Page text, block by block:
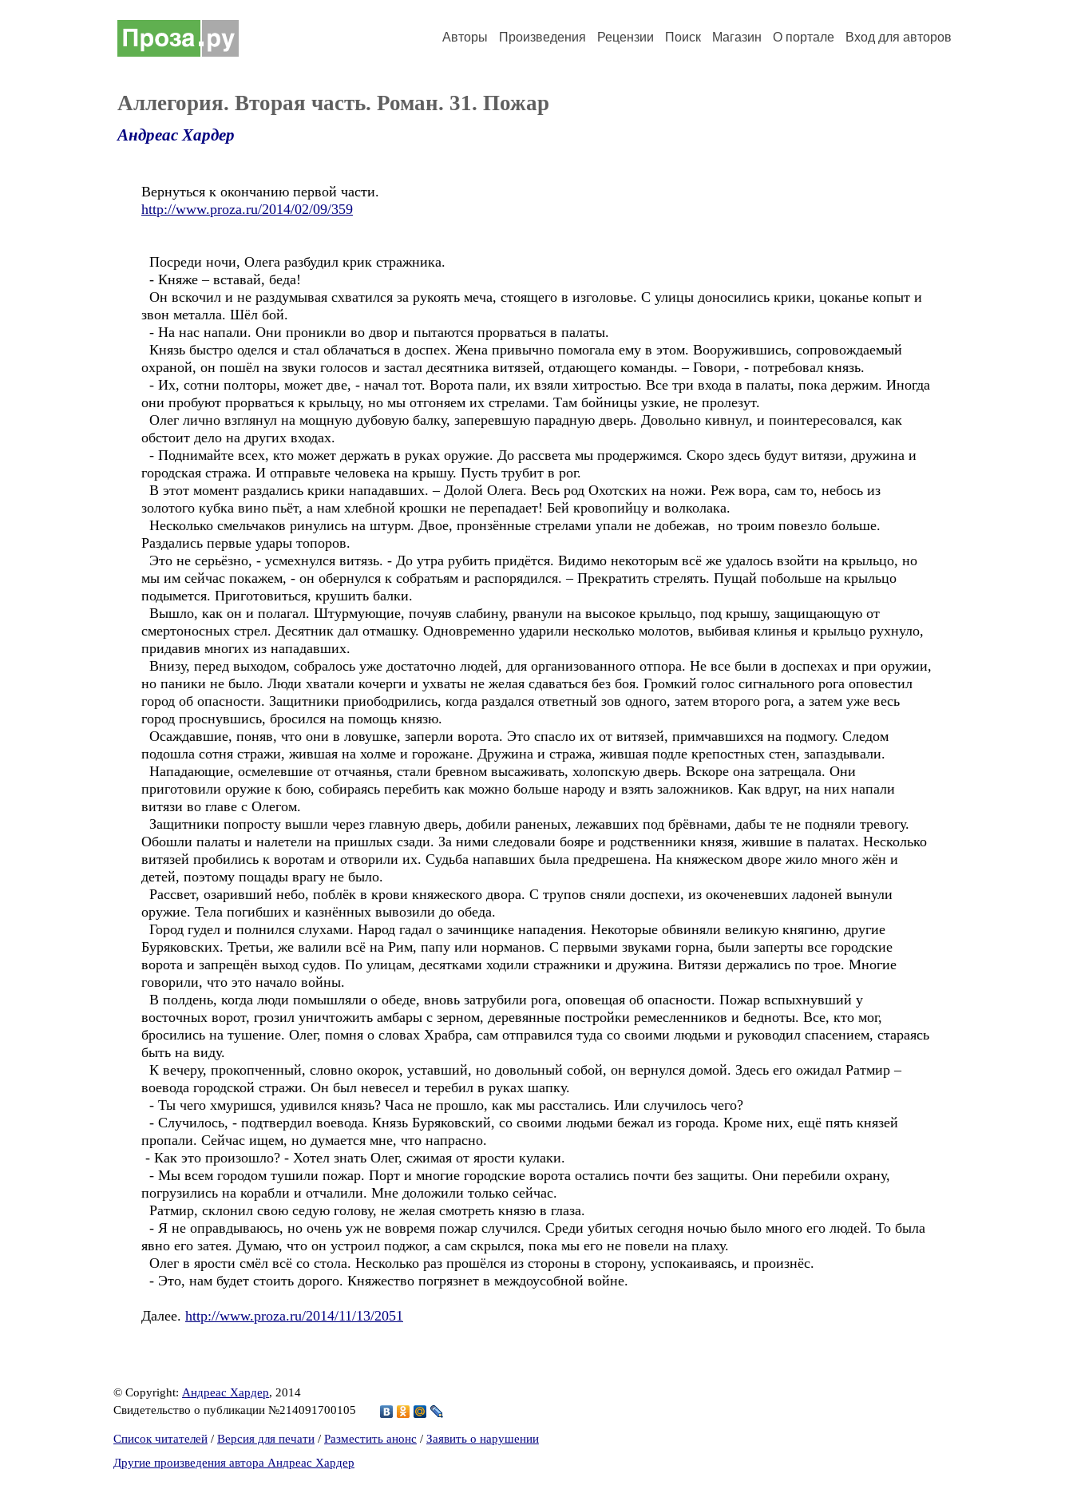
Авторы Произведения Рецензии Поиск Магазин О портале Вход для авторов
Аллегория. Вторая часть. Роман. 31. Пожар
Андреас Хардер
Вернуться к окончанию первой части.
http://www.proza.ru/2014/02/09/359
Посреди ночи, Олега разбудил крик стражника.
- Княже – вставай, беда!
Он вскочил и не раздумывая схватился за рукоять меча, стоящего в изголовье. С улицы доносились крики, цоканье копыт и
звон металла. Шёл бой.
- На нас напали. Они проникли во двор и пытаются прорваться в палаты.
Князь быстро оделся и стал облачаться в доспех. Жена привычно помогала ему в этом. Вооружившись, сопровождаемый
охраной, он пошёл на звуки голосов и застал десятника витязей, отдающего команды. – Говори, - потребовал князь.
- Их, сотни полторы, может две, - начал тот. Ворота пали, их взяли хитростью. Все три входа в палаты, пока держим. Иногда
они пробуют прорваться к крыльцу, но мы отгоняем их стрелами. Там бойницы узкие, не пролезут.
Олег лично взглянул на мощную дубовую балку, заперевшую парадную дверь. Довольно кивнул, и поинтересовался, как
обстоит дело на других входах.
- Поднимайте всех, кто может держать в руках оружие. До рассвета мы продержимся. Скоро здесь будут витязи, дружина и
городская стража. И отправьте человека на крышу. Пусть трубит в рог.
В этот момент раздались крики нападавших. – Долой Олега. Весь род Охотских на ножи. Реж вора, сам то, небось из
золотого кубка вино пьёт, а нам хлебной крошки не перепадает! Бей кровопийцу и волколака.
Несколько смельчаков ринулись на штурм. Двое, пронзённые стрелами упали не добежав, но троим повезло больше.
Раздались первые удары топоров.
Это не серьёзно, - усмехнулся витязь. - До утра рубить придётся. Видимо некоторым всё же удалось взойти на крыльцо, но
мы им сейчас покажем, - он обернулся к собратьям и распорядился. – Прекратить стрелять. Пущай побольше на крыльцо
подымется. Приготовиться, крушить балки.
Вышло, как он и полагал. Штурмующие, почуяв слабину, рванули на высокое крыльцо, под крышу, защищающую от
смертоносных стрел. Десятник дал отмашку. Одновременно ударили несколько молотов, выбивая клинья и крыльцо рухнуло,
придавив многих из нападавших.
Внизу, перед выходом, собралось уже достаточно людей, для организованного отпора. Не все были в доспехах и при оружии,
но паники не было. Люди хватали кочерги и ухваты не желая сдаваться без боя. Громкий голос сигнального рога оповестил
город об опасности. Защитники приободрились, когда раздался ответный зов одного, затем второго рога, а затем уже весь
город проснувшись, бросился на помощь князю.
Осаждавшие, поняв, что они в ловушке, заперли ворота. Это спасло их от витязей, примчавшихся на подмогу. Следом
подошла сотня стражи, жившая на холме и горожане. Дружина и стража, жившая подле крепостных стен, запаздывали.
Нападающие, осмелевшие от отчаянья, стали бревном высаживать, холопскую дверь. Вскоре она затрещала. Они
приготовили оружие к бою, собираясь перебить как можно больше народу и взять заложников. Как вдруг, на них напали
витязи во главе с Олегом.
Защитники попросту вышли через главную дверь, добили раненых, лежавших под брёвнами, дабы те не подняли тревогу.
Обошли палаты и налетели на пришлых сзади. За ними следовали бояре и родственники князя, жившие в палатах. Несколько
витязей пробились к воротам и отворили их. Судьба напавших была предрешена. На княжеском дворе жило много жён и
детей, поэтому пощады врагу не было.
Рассвет, озаривший небо, поблёк в крови княжеского двора. С трупов сняли доспехи, из окоченевших ладоней вынули
оружие. Тела погибших и казнённых вывозили до обеда.
Город гудел и полнился слухами. Народ гадал о зачинщике нападения. Некоторые обвиняли великую княгиню, другие
Буряковских. Третьи, же валили всё на Рим, папу или норманов. С первыми звуками горна, были заперты все городские
ворота и запрещён выход судов. По улицам, десятками ходили стражники и дружина. Витязи держались по трое. Многие
говорили, что это начало войны.
В полдень, когда люди помышляли о обеде, вновь затрубили рога, оповещая об опасности. Пожар вспыхнувший у
восточных ворот, грозил уничтожить амбары с зерном, деревянные постройки ремесленников и бедноты. Все, кто мог,
бросились на тушение. Олег, помня о словах Храбра, сам отправился туда со своими людьми и руководил спасением, стараясь
быть на виду.
К вечеру, прокопченный, словно окорок, уставший, но довольный собой, он вернулся домой. Здесь его ожидал Ратмир –
воевода городской стражи. Он был невесел и теребил в руках шапку.
- Ты чего хмуришся, удивился князь? Часа не прошло, как мы расстались. Или случилось чего?
- Случилось, - подтвердил воевода. Князь Буряковский, со своими людьми бежал из города. Кроме них, ещё пять князей
пропали. Сейчас ищем, но думается мне, что напрасно.
- Как это произошло? - Хотел знать Олег, сжимая от ярости кулаки.
- Мы всем городом тушили пожар. Порт и многие городские ворота остались почти без защиты. Они перебили охрану,
погрузились на корабли и отчалили. Мне доложили только сейчас.
Ратмир, склонил свою седую голову, не желая смотреть князю в глаза.
- Я не оправдываюсь, но очень уж не вовремя пожар случился. Среди убитых сегодня ночью было много его людей. То была
явно его затея. Думаю, что он устроил поджог, а сам скрылся, пока мы его не повели на плаху.
Олег в ярости смёл всё со стола. Несколько раз прошёлся из стороны в сторону, успокаиваясь, и произнёс.
- Это, нам будет стоить дорого. Княжество погрязнет в междоусобной войне.
Далее. http://www.proza.ru/2014/11/13/2051
© Copyright: Андреас Хардер, 2014
Свидетельство о публикации №214091700105
Список читателей / Версия для печати / Разместить анонс / Заявить о нарушении
Другие произведения автора Андреас Хардер